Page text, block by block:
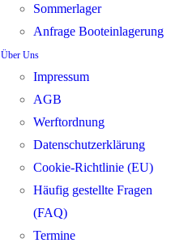
Sommerlager
Anfrage Booteinlagerung
Über Uns
Impressum
AGB
Werftordnung
Datenschutzerklärung
Cookie-Richtlinie (EU)
Häufig gestellte Fragen
(FAQ)
Termine